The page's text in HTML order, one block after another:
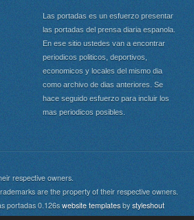
Las portadas es un esfuerzo presentar
las portadas del prensa diaria espanola.
En ese sitio ustedes van a encontrar
periodicos politicos, deportivos,
economicos y locales del mismo dia
como archivo de dias anteriores. Se
hace seguido esfuerzo para incluir los
mas periodicos posibles.
respective owners.
are the property of their respective owners.
0.126s website templates by styleshout